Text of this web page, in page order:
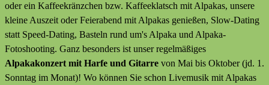
oder ein Kaffeekränzchen bzw. Kaffeeklatsch mit Alpakas, unsere
kleine Auszeit oder Feierabend mit Alpakas genießen, Slow-Dating
statt Speed-Dating, Basteln rund um's Alpaka und Alpaka-
Fotoshooting. Ganz besonders ist unser regelmäßiges
Alpakakonzert mit Harfe und Gitarre von Mai bis Oktober (jd. 1.
Sonntag im Monat)! Wo können Sie schon Livemusik mit Alpakas